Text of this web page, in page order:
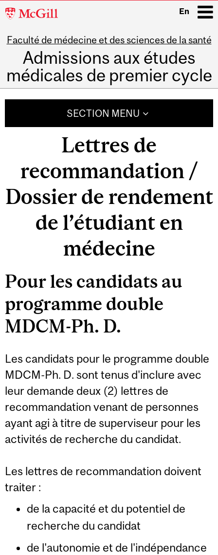
McGill
En
Faculté de médecine et des sciences de la santé
Admissions aux études
médicales de premier cycle
SECTION MENU
Lettres de
recommandation /
Dossier de rendement
de l’étudiant en
médecine
Pour les candidats au
programme double
MDCM-Ph. D.
Les candidats pour le programme double
MDCM-Ph. D. sont tenus d'inclure avec
leur demande deux (2) lettres de
recommandation venant de personnes
ayant agi à titre de superviseur pour les
activités de recherche du candidat.
Les lettres de recommandation doivent
traiter :
de la capacité et du potentiel de
recherche du candidat
de l'autonomie et de l'indépendance